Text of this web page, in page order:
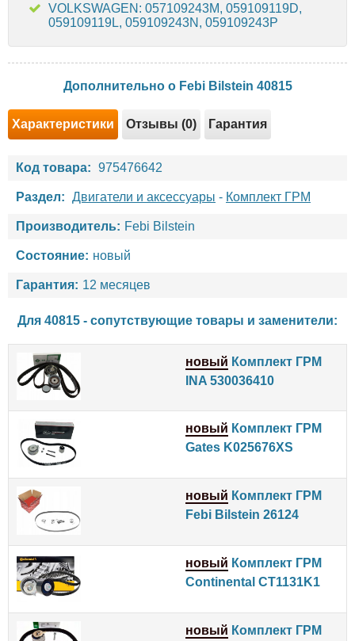
VOLKSWAGEN: 057109243M, 059109119D,
059109119L, 059109243N, 059109243P
Дополнительно о Febi Bilstein 40815
Характеристики Отзывы (0) Гарантия
Код товара: 975476642
Раздел: Двигатели и аксессуары - Комплект ГРМ
Производитель: Febi Bilstein
Состояние: новый
Гарантия: 12 месяцев
Для 40815 - сопутствующие товары и заменители:
новый Комплект ГРМ
INA 530036410
новый Комплект ГРМ
Gates K025676XS
новый Комплект ГРМ
Febi Bilstein 26124
новый Комплект ГРМ
Continental CT1131K1
новый Комплект ГРМ